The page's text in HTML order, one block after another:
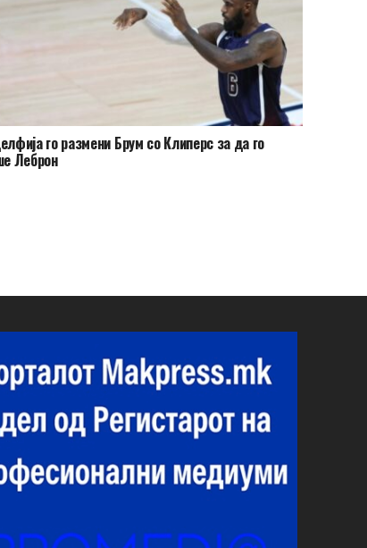
го размени Брум со Клиперс за да го
Леброн